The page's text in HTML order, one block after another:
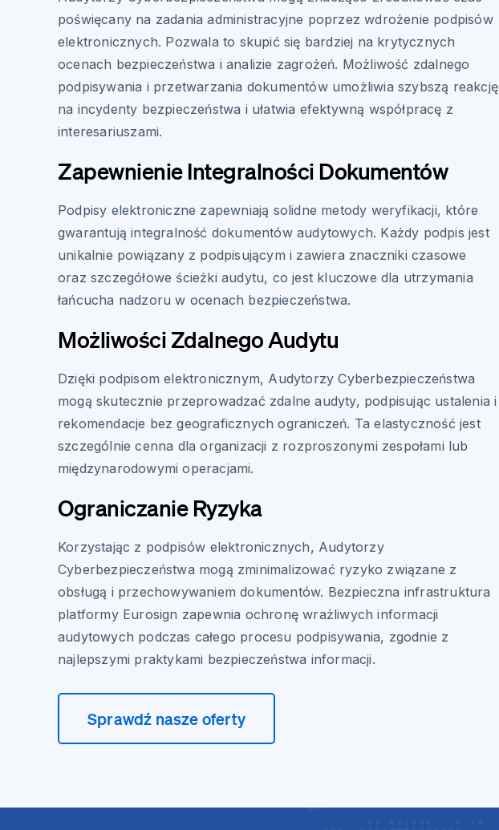
poświęcany na zadania administracyjne poprzez wdrożenie podpisów
elektronicznych. Pozwala to skupić się bardziej na krytycznych
ocenach bezpieczeństwa i analizie zagrożeń. Możliwość zdalnego
podpisywania i przetwarzania dokumentów umożliwia szybszą reakcję
na incydenty bezpieczeństwa i ułatwia efektywną współpracę z
interesariuszami.
Zapewnienie Integralności Dokumentów
Podpisy elektroniczne zapewniają solidne metody weryfikacji, które
gwarantują integralność dokumentów audytowych. Każdy podpis jest
unikalnie powiązany z podpisującym i zawiera znaczniki czasowe
oraz szczegółowe ścieżki audytu, co jest kluczowe dla utrzymania
łańcucha nadzoru w ocenach bezpieczeństwa.
Możliwości Zdalnego Audytu
Dzięki podpisom elektronicznym, Audytorzy Cyberbezpieczeństwa
mogą skutecznie przeprowadzać zdalne audyty, podpisując ustalenia i
rekomendacje bez geograficznych ograniczeń. Ta elastyczność jest
szczególnie cenna dla organizacji z rozproszonymi zespołami lub
międzynarodowymi operacjami.
Ograniczanie Ryzyka
Korzystając z podpisów elektronicznych, Audytorzy
Cyberbezpieczeństwa mogą zminimalizować ryzyko związane z
obsługą i przechowywaniem dokumentów. Bezpieczna infrastruktura
platformy Eurosign zapewnia ochronę wrażliwych informacji
audytowych podczas całego procesu podpisywania, zgodnie z
najlepszymi praktykami bezpieczeństwa informacji.
Sprawdź nasze oferty